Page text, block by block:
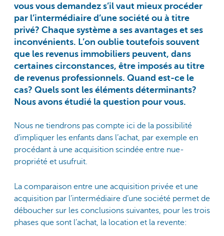
vous vous demandez s’il vaut mieux procéder
par l’intermédiaire d’une société ou à titre
privé? Chaque système a ses avantages et ses
inconvénients. L’on oublie toutefois souvent
que les revenus immobiliers peuvent, dans
certaines circonstances, être imposés au titre
de revenus professionnels. Quand est-ce le
cas? Quels sont les éléments déterminants?
Nous avons étudié la question pour vous.
Nous ne tiendrons pas compte ici de la possibilité
d’impliquer les enfants dans l’achat, par exemple en
procédant à une acquisition scindée entre nue-
propriété et usufruit.
La comparaison entre une acquisition privée et une
acquisition par l’intermédiaire d’une société permet de
déboucher sur les conclusions suivantes, pour les trois
phases que sont l’achat, la location et la revente: